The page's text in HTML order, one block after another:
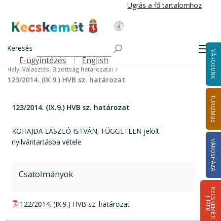
tartalomra
Ugrás a fő tartalomhoz
Kecskemét Város Honlapja
Keresés
Felső navigáció
E-ügyintézés English VÁROSUNK
TURIZMUS
VÁROSHÁZA
K
E
C
S
K
E
M
É
T
I
HÍ
R
E
K
Választási információk
Helyi önkormányzati képviselők és polgármester választás 2014
Helyi Választási Bizottság ülései, határozatai
Helyi Választási Bizottság határozatai
123/2014. (IX.9.) HVB sz. határozat
123/2014. (IX.9.) HVB sz. határozat
KOHAJDA LÁSZLÓ ISTVÁN, FÜGGETLEN jelölt
nyilvántartásba vétele
Csatolmányok
pdf csatolmány:
122/2014. (IX.9.) HVB sz. határozat